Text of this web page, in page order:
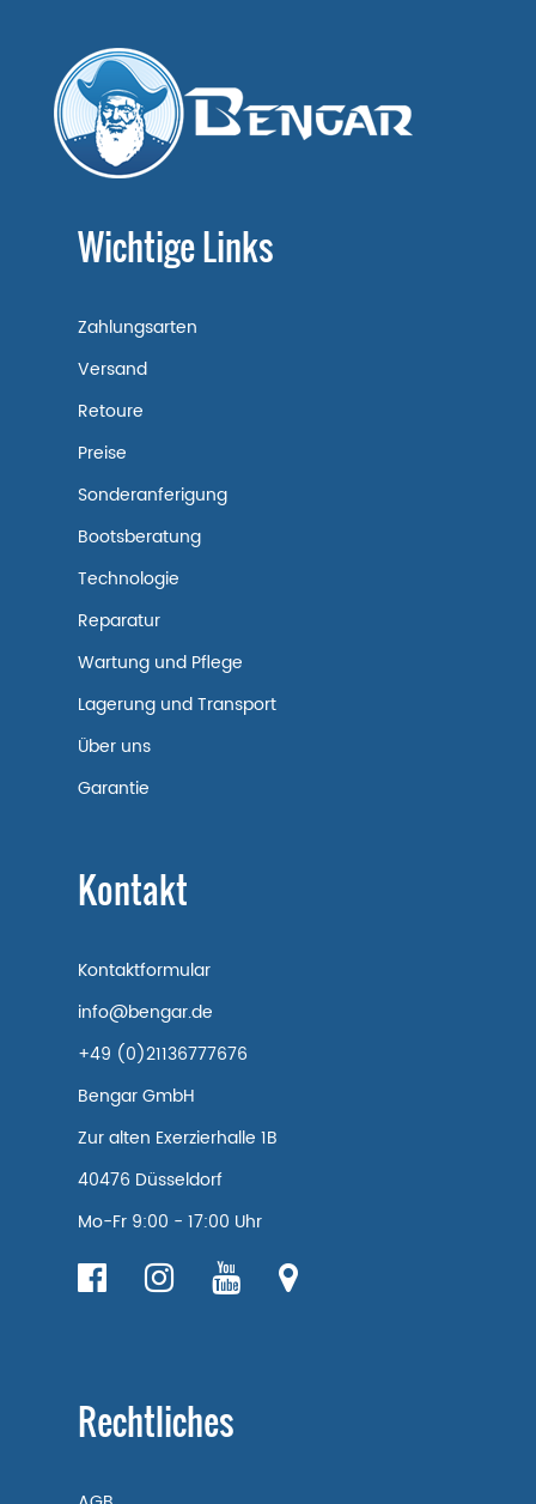
Wichtige Links
Zahlungsarten
Versand
Retoure
Preise
Sonderanferigung
Bootsberatung
Technologie
Reparatur
Wartung und Pflege
Lagerung und Transport
Über uns
Garantie
Kontakt
Kontaktformular
info@bengar.de
+49 (0)21136777676
Bengar GmbH
Zur alten Exerzierhalle 1B
40476 Düsseldorf
Mo-Fr 9:00 - 17:00 Uhr
Rechtliches